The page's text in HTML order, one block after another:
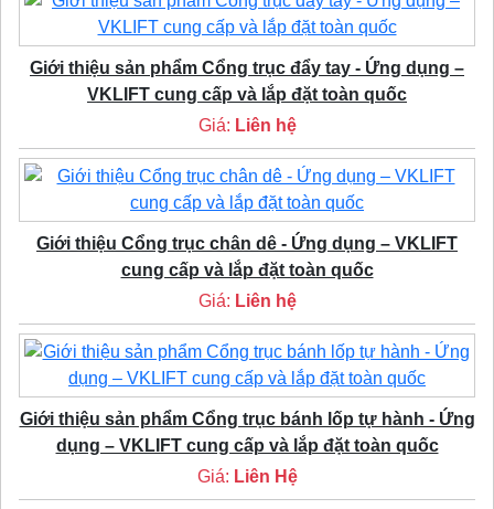
Giới thiệu sản phẩm Cổng trục đẩy tay - Ứng dụng –
VKLIFT cung cấp và lắp đặt toàn quốc
Giá: Liên hệ
Giới thiệu Cổng trục chân dê - Ứng dụng – VKLIFT
cung cấp và lắp đặt toàn quốc
Giá: Liên hệ
Giới thiệu sản phẩm Cổng trục bánh lốp tự hành - Ứng
dụng – VKLIFT cung cấp và lắp đặt toàn quốc
Giá: Liên Hệ